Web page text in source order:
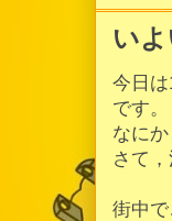
い
今日
です。
なにか
さて
街中